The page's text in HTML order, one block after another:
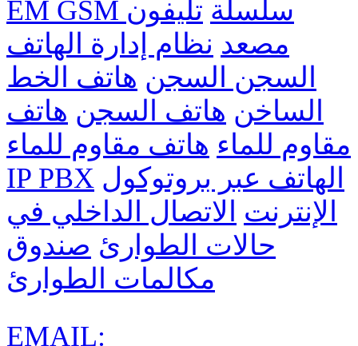
EM GSM سلسلة تليفون
مصعد نظام إدارة الهاتف
السجن السجن هاتف الخط
الساخن هاتف السجن هاتف
مقاوم للماء هاتف مقاوم للماء
IP PBX الهاتف عبر بروتوكول
الإنترنت
الاتصال الداخلي في
حالات الطوارئ صندوق
مكالمات الطوارئ
EMAIL: